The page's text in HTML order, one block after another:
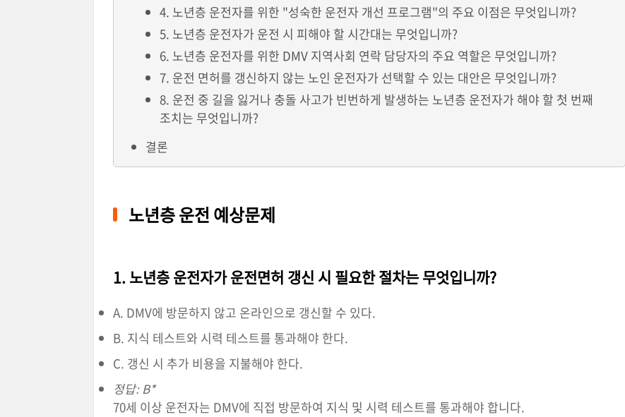
4. 노년층 운전자를 위한 "성숙한 운전자 개선 프로그램"의 주요 이점은 무엇입니까?
5. 노년층 운전자가 운전 시 피해야 할 시간대는 무엇입니까?
6. 노년층 운전자를 위한 DMV 지역사회 연락 담당자의 주요 역할은 무엇입니까?
7. 운전 면허를 갱신하지 않는 노인 운전자가 선택할 수 있는 대안은 무엇입니까?
8. 운전 중 길을 잃거나 충돌 사고가 빈번하게 발생하는 노년층 운전자가 해야 할 첫 번째
조치는 무엇입니까?
결론
노년층 운전 예상문제
1. 노년층 운전자가 운전면허 갱신 시 필요한 절차는 무엇입니까?
A. DMV에 방문하지 않고 온라인으로 갱신할 수 있다.
B. 지식 테스트와 시력 테스트를 통과해야 한다.
C. 갱신 시 추가 비용을 지불해야 한다.
정답: B*
70세 이상 운전자는 DMV에 직접 방문하여 지식 및 시력 테스트를 통과해야 합니다.